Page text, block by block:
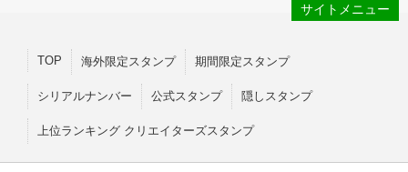
サイトメニュー
TOP 海外限定スタンプ 期間限定スタンプ
シリアルナンバー 公式スタンプ 隠しスタンプ
上位ランキング クリエイターズスタンプ